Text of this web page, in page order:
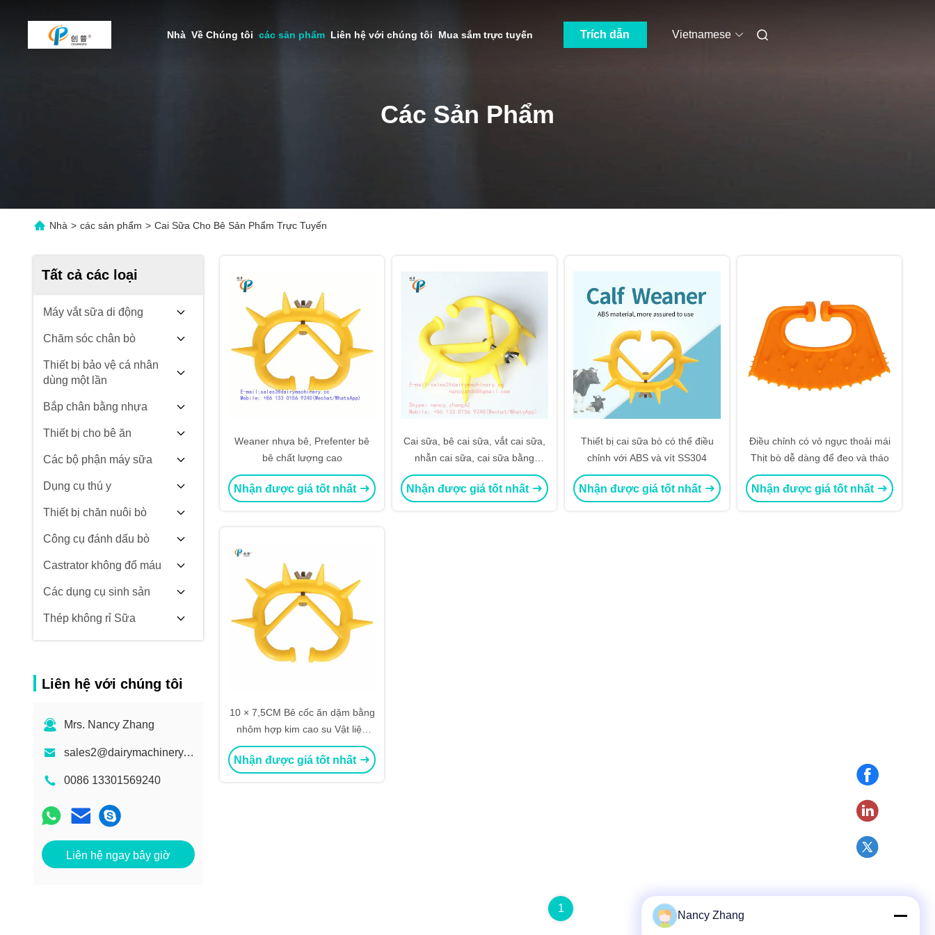
Nhà Về Chúng tôi các sản phẩm Liên hệ với chúng tôi Mua sắm trực tuyến Trích dẫn Vietnamese
Các Sản Phẩm
Nhà > các sản phẩm > Cai Sữa Cho Bê Sản Phẩm Trực Tuyến
Tất cả các loại
Máy vắt sữa di động
Chăm sóc chân bò
Thiết bị bảo vệ cá nhân
dùng một lần
Bắp chân bằng nhựa
Thiết bị cho bê ăn
Các bộ phận máy sữa
Dụng cụ thú y
Thiết bị chăn nuôi bò
Công cụ đánh dấu bò
Castrator không đổ máu
Các dụng cụ sinh sản
Thép không rỉ Sữa
Liên hệ với chúng tôi
Mrs. Nancy Zhang
sales2@dairymachinery.cc
0086 13301569240
Liên hệ ngay bây giờ
Weaner nhựa bê, Prefenter bê
bê chất lượng cao
Nhận được giá tốt nhất
Cai sữa, bê cai sữa, vắt cai sữa,
nhẫn cai sữa, cai sữa bằng
nhựa, abs nguyên liệu
Nhận được giá tốt nhất
Thiết bị cai sữa bò có thể điều
chỉnh với ABS và vít SS304
Nhận được giá tốt nhất
Điều chỉnh có vỏ ngực thoải mái
Thịt bò dễ dàng để đeo và tháo
Nhận được giá tốt nhất
10 × 7,5CM Bê cốc ăn dặm bằng
nhôm hợp kim cao su Vật liệu
ABS
Nhận được giá tốt nhất
1
Nancy Zhang